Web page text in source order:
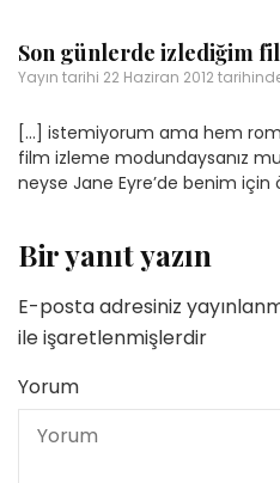
Son günlerde izlediğim
Yayın tarihi 22 Haziran 2012
[…] istemiyorum ama hem
film izleme modundaysanız
neyse Jane Eyre’de benim için
Bir yanıt yazın
E-posta adresiniz
ile işaretlenmişlerdir
Yorum